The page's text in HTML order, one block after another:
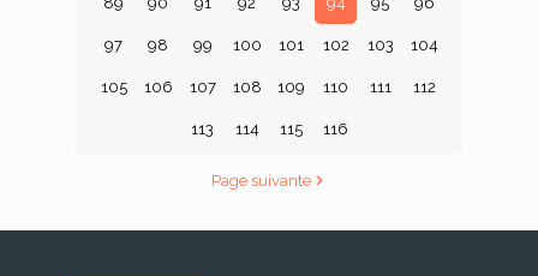
97 98 99 100 101 102 103 104
105 106 107 108 109 110 111 112
113 114 115 116
Page suivante